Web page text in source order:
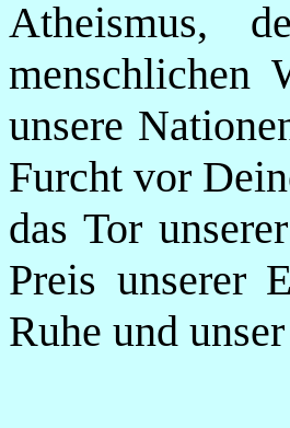
Atheismus,
menschlichen
unsere
Furcht vor
das Tor
Preis unserer
Ruhe und